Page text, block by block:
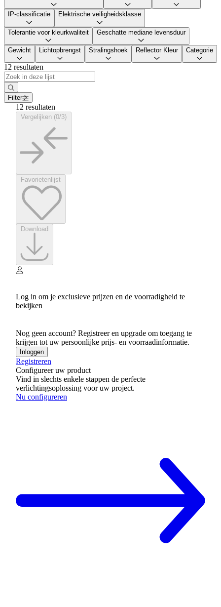
IP-classificatie Elektrische veiligheidsklasse
Tolerantie voor kleurkwaliteit Geschatte mediane levensduur
Gewicht Lichtopbrengst Stralingshoek Reflector Kleur Categorie
12 resultaten
Filter
12 resultaten
Log in om je exclusieve prijzen en de voorradigheid te
bekijken
Nog geen account? Registreer en upgrade om toegang te
krijgen tot uw persoonlijke prijs- en voorraadinformatie.
Inloggen
Registreren
Configureer uw product
Vind in slechts enkele stappen de perfecte
verlichtingsoplossing voor uw project.
Nu configureren